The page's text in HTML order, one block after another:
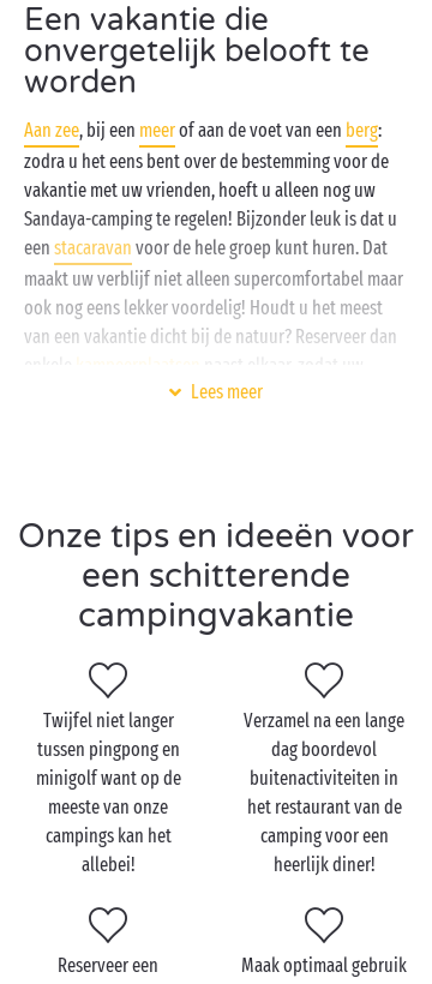
Een vakantie die
onvergetelijk belooft te
worden
Aan zee, bij een meerof aan de voet van een berg:
zodra u het eens bent over de bestemming voor de
vakantie met uw vrienden, hoeft u alleen nog uw
Sandaya-camping te regelen! Bijzonder leuk is dat u
een stacaravan voor de hele groep kunt huren. Dat
maakt uw verblijf niet alleen supercomfortabel maar
ook nog eens lekker voordelig! Houdt u het meest
van een vakantie dicht bij de natuur? Reserveer dan
tenten – of voor de liefhebbers van roadtrips – uw
vrienden? Uw actiefste vakantiegenoten leven zich
trektochten
, watersportactiviteiten en
sporttoernooien, maar ook de liefhebbers van dolce
far niente komen ruim aan hun trekken: zonnebaden,
zwembaden van de camping … Het wordt een
onvergetelijk avontuur met de vrienden. Daar kunt u
van op aan!
Lees meer
Onze tips en ideeën voor
een schitterende
campingvakantie
Twijfel niet langer
tussen pingpong en
minigolf want op de
meeste van onze
campings kan het
allebei!
Verzamel na een lange
dag boordevol
buitenactiviteiten in
het restaurant van de
camping voor een
heerlijk diner!
Reserveer een
Maak optimaal gebruik